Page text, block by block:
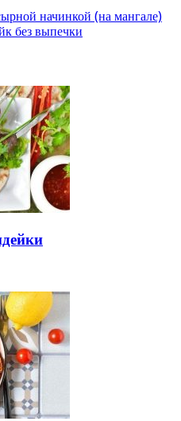
начинкой (на мангале)
без выпечки